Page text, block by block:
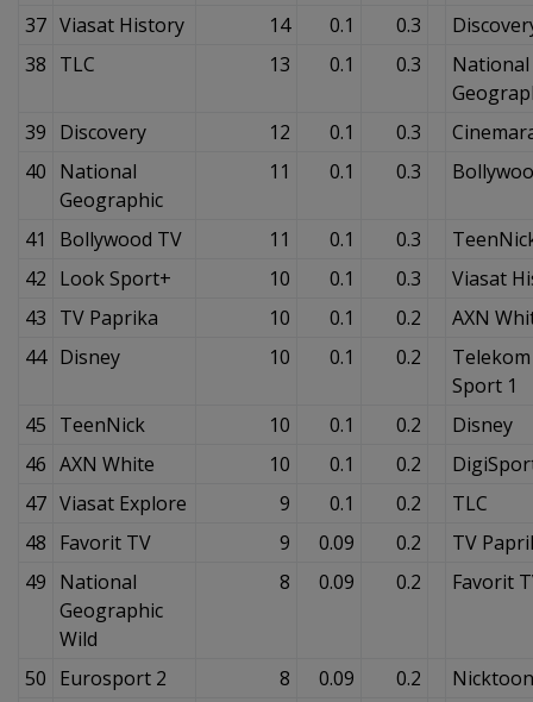
37 Viasat History 14 0.1 0.3
38 TLC 13 0.1 0.3
National
39 Discovery 12 0.1 0.3
40 National
Geographic
11 0.1 0.3
41 Bollywood TV 11 0.1 0.3
42 Look Sport+ 10 0.1 0.3
Viasat
43 TV Paprika 10 0.1 0.2
AXN
44 Disney 10 0.1 0.2
Telekom
Sport 1
45 TeenNick 10 0.1 0.2
Disney
46 AXN White 10 0.1 0.2
47 Viasat Explore 9 0.1 0.2
TLC
48 Favorit TV 9 0.09 0.2
TV
49 National
Geographic
Wild
8 0.09 0.2 Favorit
50 Eurosport 2 8 0.09 0.2